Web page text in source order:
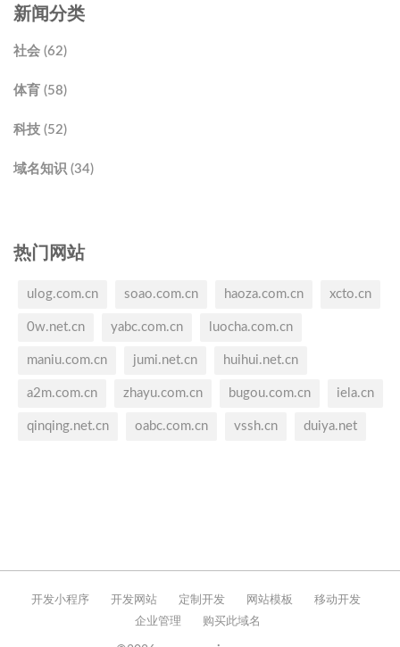
新闻分类
社会 (62)
体育 (58)
科技 (52)
域名知识 (34)
热门网站
ulog.com.cn soao.com.cn haoza.com.cn xcto.cn
0w.net.cn yabc.com.cn luocha.com.cn
maniu.com.cn jumi.net.cn huihui.net.cn
a2m.com.cn zhayu.com.cn bugou.com.cn iela.cn
qinqing.net.cn oabc.com.cn vssh.cn duiya.net
开发小程序 开发网站 定制开发 网站模板
移动开发
企业管理
购买此域名